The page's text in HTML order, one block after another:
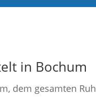
in Bochum
dem gesamten